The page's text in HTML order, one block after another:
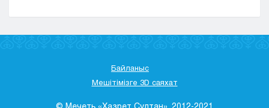
Байланыс
Мешітімізге 3D саяхат
© Мечеть «Хазрет Султан», 2012-2021